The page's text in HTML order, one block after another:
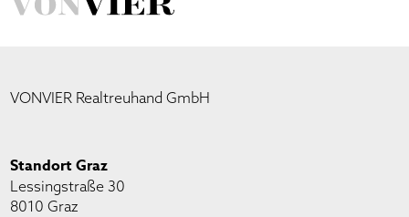
VONVIER Realtreuhand GmbH
Standort Graz
Lessingstraße 30
8010 Graz